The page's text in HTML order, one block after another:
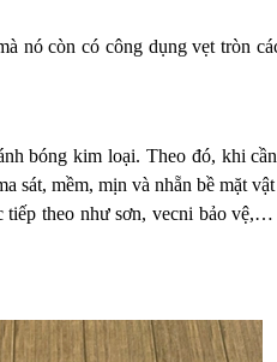
nó còn có công dụng vẹt tròn
bóng kim loại. Theo đó, khi
sát, mềm, mịn và nhẵn bề mặt
tiếp theo như sơn, vecni bảo